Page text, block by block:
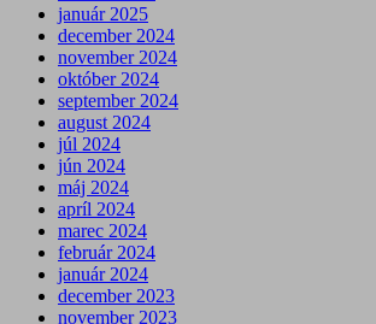
január 2025
december 2024
november 2024
október 2024
september 2024
august 2024
júl 2024
jún 2024
máj 2024
apríl 2024
marec 2024
február 2024
január 2024
december 2023
november 2023